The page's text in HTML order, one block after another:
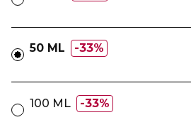
50 ML 33%
100 ML 33%